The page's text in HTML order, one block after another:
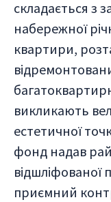
складається з
набережної
квартири,
викликають
естетичної
фонд надав
відшліфованої
приємний